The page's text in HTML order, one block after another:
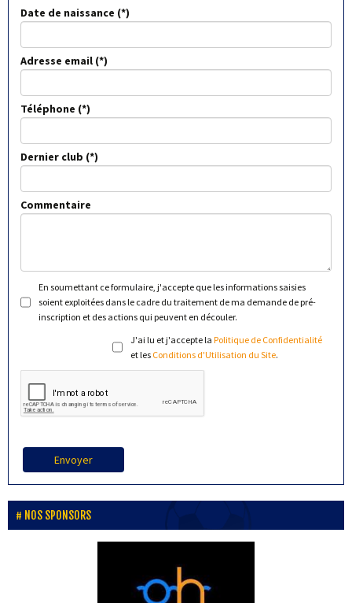
Date de naissance
Adresse email
Téléphone
Dernier club
Commentaire
En soumettant ce formulaire, j'accepte que les informations saisies
soient exploitées dans le cadre du traitement de ma demande de pré-
inscription et des actions qui peuvent en découler.
J'ai lu et j'accepte la Politique de Confidentialité
et les Conditions d'Utilisation du Site.
Envoyer
NOS SPONSORS